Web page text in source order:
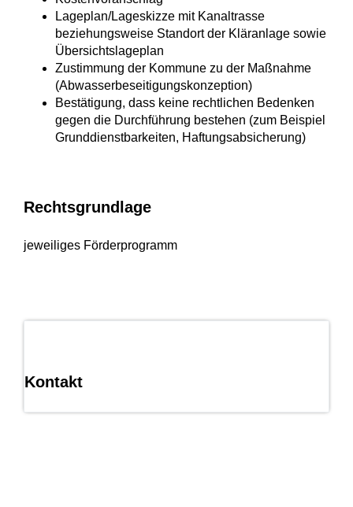
Kontakt
Lageplan/Lageskizze mit Kanaltrasse
beziehungsweise Standort der Kläranlage sowie
Übersichtslageplan
Zustimmung der Kommune zu der Maßnahme
(Abwasserbeseitigungskonzeption)
Bestätigung, dass keine rechtlichen Bedenken
gegen die Durchführung bestehen (zum Beispiel
Grunddienstbarkeiten, Haftungsabsicherung)
Rechtsgrundlage
jeweiliges Förderprogramm